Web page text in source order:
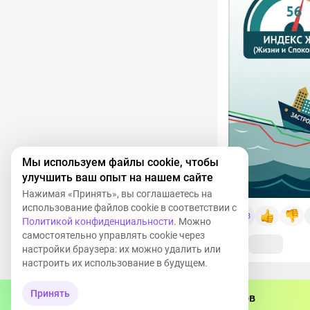
3
Тебя ждёт миллион инвесторов
Мы используем файлы cookie, чтобы
улучшить ваш опыт на нашем сайте
Нажимая «Принять», вы соглашаетесь на
использование файлов cookie в соответствии с
Политикой конфиденциальности. Можно
самостоятельно управлять cookie через
настройки браузера: их можно удалить или
настроить их использование в будущем.
Принять